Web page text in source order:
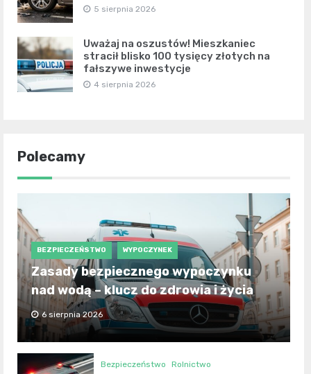
5 sierpnia 2026
Uważaj na oszustów! Mieszkaniec
stracił blisko 100 tysięcy złotych na
fałszywe inwestycje
4 sierpnia 2026
Polecamy
BEZPIECZEŃSTWO WYPOCZYNEK
Zasady bezpiecznego wypoczynku
nad wodą – klucz do zdrowia i życia
6 sierpnia 2026
Bezpieczeństwo Rolnictwo